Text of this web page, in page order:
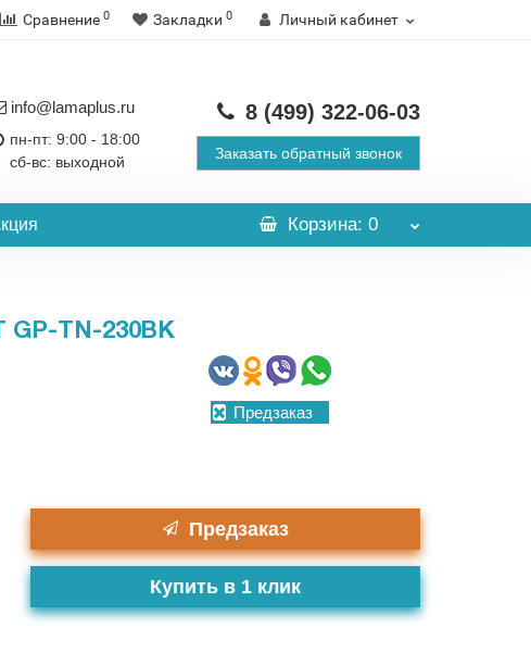
Сравнение 0 Закладки 0 Личный кабинет
info@lamaplus.ru
пн-пт: 9:00 - 18:00
сб-вс: выходной
8 (499) 322-06-03
Заказать обратный звонок
Корзина: 0
TN-230BK
Предзаказ
Предзаказ
Купить в 1 клик